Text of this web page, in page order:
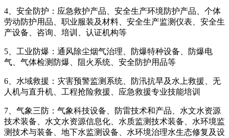
4、安全防护：应急救护产品、安全生产环境防护产品、个体
劳动防护用品、职业服装及材料、安全生产监测仪表、安全生
产设备、咨询、培训、认证机构等
5、工业防爆：通风除尘烟气治理、防爆特种设备、防爆电
气、气体检测防爆、阻火系统、安全防护用品等
6、水域救援：灾害预警监测系统、防汛抗旱及水上救援、无
人机与直升机、工程抢险救援、应急救援专业技能培训
7、气象三防：气象科技设备、防雷技术和产品、水文水资源
技术装备、水文水资源信息化、水质监测技术装备、水环境监
测技术与装备、地下水监测设备、水环境治理水生态修复及设